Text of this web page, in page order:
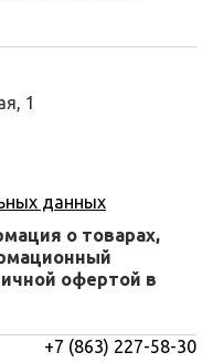
1
данных
о товарах,
офертой в
+7 (863) 227-58-30